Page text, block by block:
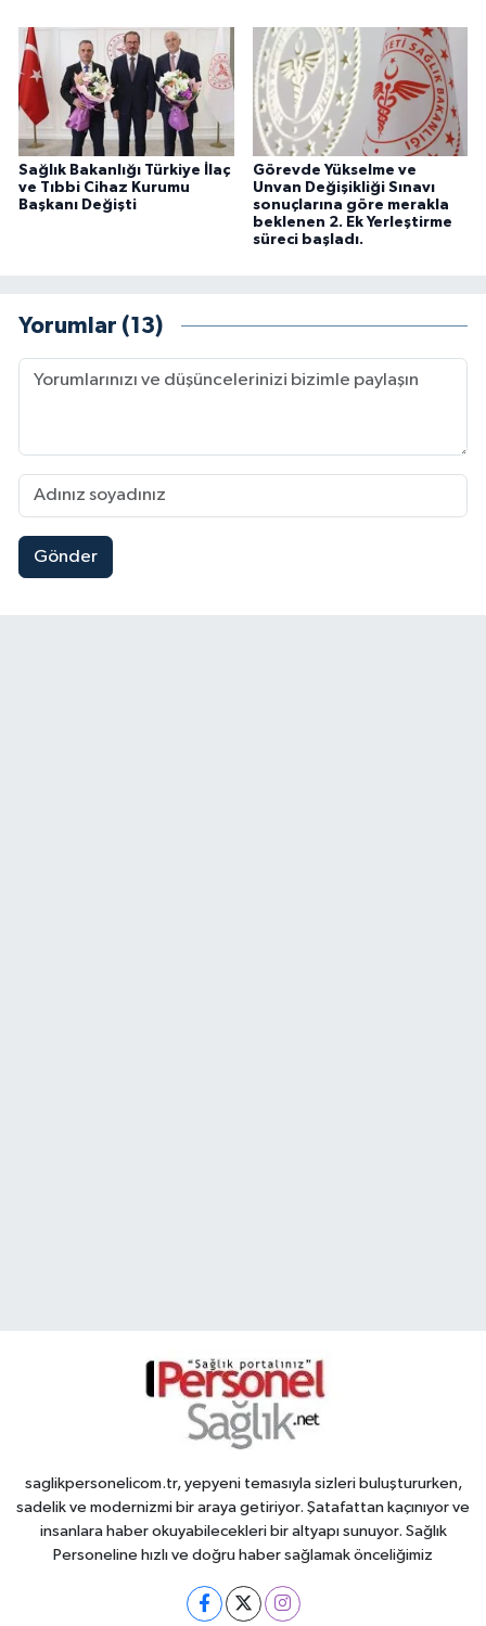
Sağlık Bakanlığı Türkiye İlaç
ve Tıbbi Cihaz Kurumu
Başkanı Değişti
Görevde Yükselme ve
Unvan Değişikliği Sınavı
sonuçlarına göre merakla
beklenen 2. Ek Yerleştirme
süreci başladı.
Yorumlar (13)
Gönder
saglikpersonelicom.tr, yepyeni temasıyla sizleri buluştururken,
sadelik ve modernizmi bir araya getiriyor. Şatafattan kaçınıyor ve
insanlara haber okuyabilecekleri bir altyapı sunuyor. Sağlık
Personeline hızlı ve doğru haber sağlamak önceliğimiz